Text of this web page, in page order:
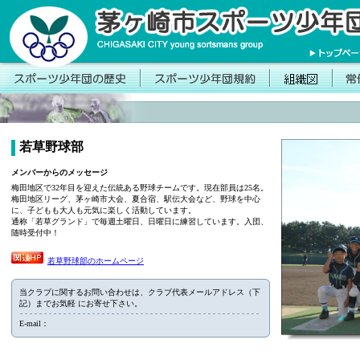
若草野球部
メンバーからのメッセージ
梅田地区で32年目を迎えた伝統ある野球チームです。現在部員は25名。
梅田地区リーグ、茅ヶ崎市大会、夏合宿、駅伝大会など、野球を中心
に、子どもも大人も元気に楽しく活動しています。
通称「若草グランド」で毎週土曜日、日曜日に練習しています。入団、
随時受付中！
若草野球部のホームページ
当クラブに関するお問い合わせは、クラブ代表メールアドレス（下
記）までお気軽 にお寄せ下さい。
E-mail：